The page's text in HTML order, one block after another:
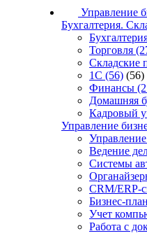
Управление
Бухгалтерия.
Торговля
Складские
1С (56) (56)
Финансы
Домашняя
Кадровый
Управление
Ведение
Системы
CRM/ERP-
Бизнес-план
Учет
Работа с